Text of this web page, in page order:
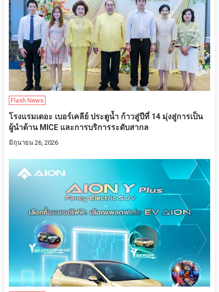
Flash News
โรงแรมเดอะ เบอร์เคลีย์ ประตูน้ำ ก้าวสู่ปีที่ 14 มุ่งสู่การเป็น
ผู้นำด้าน MICE และการบริการระดับสากล
มิถุนายน 26, 2026